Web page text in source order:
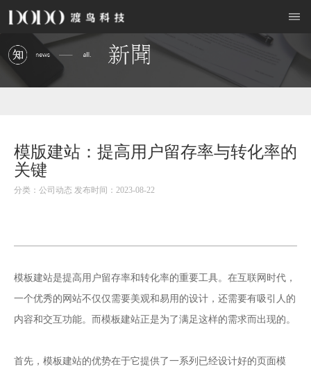
模版建站：提高用户留存率与转化率的
关键
分类：公司动态 发布时间：2023-08-22
模板建站是提高用户留存率和转化率的重要工具。在互联网时代，
一个优秀的网站不仅仅需要美观和易用的设计，还需要有吸引人的
内容和交互功能。而模板建站正是为了满足这样的需求而出现的。
首先，模板建站的优势在于它提供了一系列已经设计好的页面模